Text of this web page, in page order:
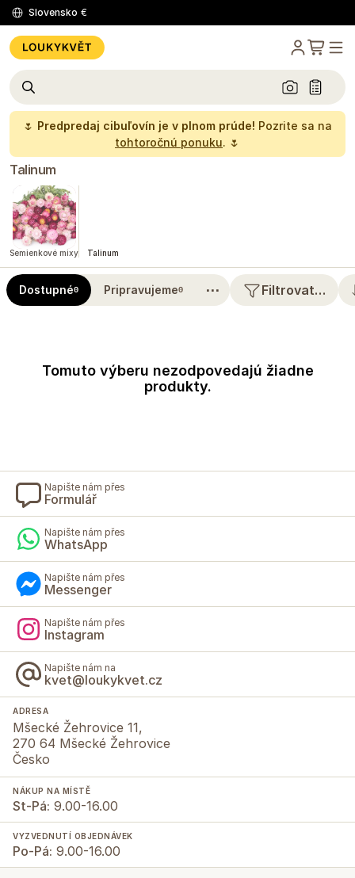
Slovensko €
🌷 Predpredaj cibuľovín je v plnom prúde! Pozrite sa na
tohtoročnú ponuku. 🌷
Talinum
Semienkové mixy Talinum
Dostupné0 Pripravujeme0 ⋯ Filtrovat…
Tomuto výberu nezodpovedajú žiadne
produkty.
Napište nám přes
Formulář
Napište nám přes
WhatsApp
Napište nám přes
Messenger
Napište nám přes
Instagram
Napište nám na
kvet@loukykvet.cz
ADRESA
Mšecké Žehrovice 11,
270 64 Mšecké Žehrovice
Česko
NÁKUP NA MÍSTĚ
St-Pá: 9.00-16.00
VYZVEDNUTÍ OBJEDNÁVEK
Po-Pá: 9.00-16.00